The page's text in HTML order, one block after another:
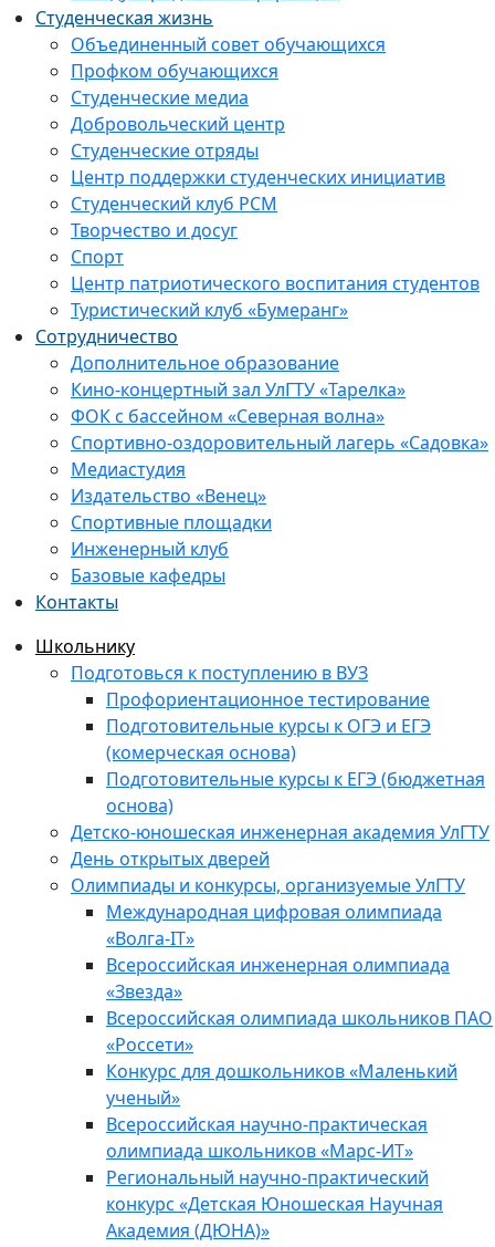
Студенческая жизнь
Объединенный совет обучающихся
Профком обучающихся
Студенческие медиа
Добровольческий центр
Студенческие отряды
Центр поддержки студенческих инициатив
Студенческий клуб РСМ
Творчество и досуг
Спорт
Центр патриотического воспитания студентов
Туристический клуб «Бумеранг»
Сотрудничество
Дополнительное образование
Кино-концертный зал УлГТУ «Тарелка»
ФОК с бассейном «Северная волна»
Спортивно-оздоровительный лагерь «Садовка»
Медиастудия
Издательство «Венец»
Спортивные площадки
Инженерный клуб
Базовые кафедры
Контакты
Школьнику
Подготовься к поступлению в ВУЗ
Профориентационное тестирование
Подготовительные курсы к ОГЭ и ЕГЭ
(комерческая основа)
Подготовительные курсы к ЕГЭ (бюджетная
основа)
Детско-юношеская инженерная академия УлГТУ
День открытых дверей
Олимпиады и конкурсы, организуемые УлГТУ
Международная цифровая олимпиада
«Волга-IT»
Всероссийская инженерная олимпиада
«Звезда»
Всероссийская олимпиада школьников ПАО
«Россети»
Конкурс для дошкольников «Маленький
ученый»
Всероссийская научно-практическая
олимпиада школьников «Марс-ИТ»
Региональный научно-практический
конкурс «Детская Юношеская Научная
Академия (ДЮНА)»